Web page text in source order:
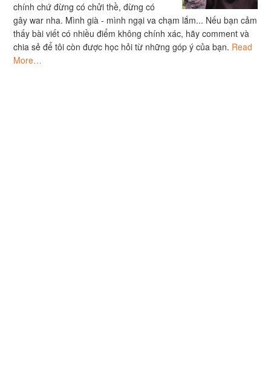
chính chứ đừng có chửi thề, đừng có
gây war nha. Mình già - mình ngại va chạm lắm... Nếu bạn cảm
thấy bài viết có nhiều điểm không chính xác, hãy comment và
chia sẻ để tôi còn được học hỏi từ những góp ý của bạn. Read
More…